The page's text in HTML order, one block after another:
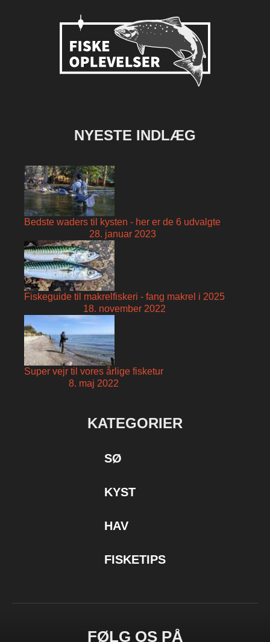
NYESTE INDLÆG
Bedste waders til kysten - her er de 6 udvalgte
28. januar 2023
Fiskeguide til makrelfiskeri - fang makrel i 2025
18. november 2022
Super vejr til vores årlige fisketur
8. maj 2022
KATEGORIER
SØ
KYST
HAV
FISKETIPS
FØLG OS PÅ